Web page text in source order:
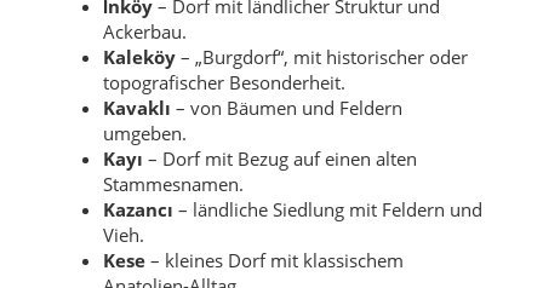
İnköy – Dorf mit ländlicher Struktur und
Ackerbau.
Kaleköy – „Burgdorf“, mit historischer oder
topografischer Besonderheit.
Kavaklı – von Bäumen und Feldern
umgeben.
Kayı – Dorf mit Bezug auf einen alten
Stammesnamen.
Kazancı – ländliche Siedlung mit Feldern und
Vieh.
Kese – kleines Dorf mit klassischem